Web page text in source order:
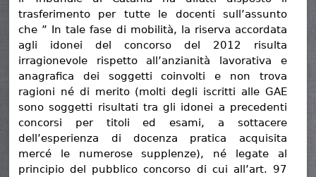
trasferimento per tutte le docenti sull’assunto
che ” In tale fase di mobilità, la riserva accordata
agli idonei del concorso del 2012 risulta
irragionevole rispetto all’anzianità lavorativa e
anagrafica dei soggetti coinvolti e non trova
ragioni né di merito (molti degli iscritti alle GAE
sono soggetti risultati tra gli idonei a precedenti
concorsi per titoli ed esami, a sottacere
dell’esperienza di docenza pratica acquisita
mercé le numerose supplenze), né legate al
principio del pubblico concorso di cui all’art. 97